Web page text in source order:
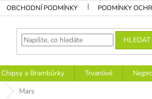
OBCHODNÍ PODMÍNKY PODMÍNKY
HLEDAT
Chipsy a Brambůrky Trvanlivé
Mars